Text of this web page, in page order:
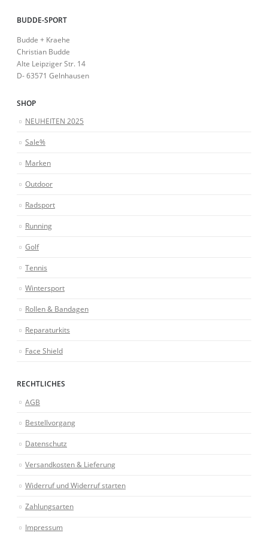
BUDDE-SPORT
Budde + Kraehe
Christian Budde
Alte Leipziger Str. 14
D- 63571 Gelnhausen
SHOP
NEUHEITEN 2025
Sale%
Marken
Outdoor
Radsport
Running
Golf
Tennis
Wintersport
Rollen & Bandagen
Reparaturkits
Face Shield
RECHTLICHES
AGB
Bestellvorgang
Datenschutz
Versandkosten & Lieferung
Widerruf und Widerruf starten
Zahlungsarten
Impressum